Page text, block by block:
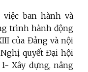
ban hành và
trình hành động
của Đảng và nội
quyết Đại hội
Xây dựng, nâng